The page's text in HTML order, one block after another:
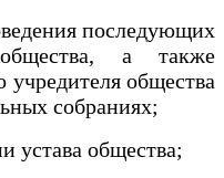
последующих
а также
учредителя общества
собраниях;
устава общества;